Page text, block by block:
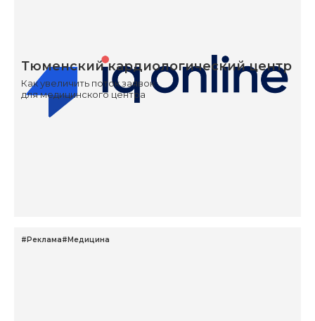
Тюменский кардиологический центр
Как увеличить поток заявок
для медицинского центра
#Реклама#Медицина